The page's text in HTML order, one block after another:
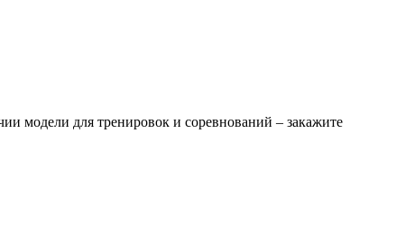
модели для тренировок и соревнований – закажите